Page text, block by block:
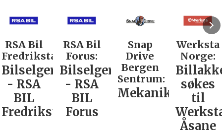
Bil
RSA Bil
Forus:
Bilselger
- RSA
BIL
Forus
Snap
Drive
Bergen
Sentrum:
Mekaniker
Werksta
Norge:
søkes
Werksta
Åsane